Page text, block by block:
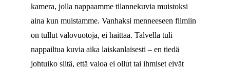
kamera, jolla nappaamme tilannekuvia muistoksi
aina kun muistamme. Vanhaksi menneeseen filmiin
on tullut valovuotoja, ei haittaa. Talvella tuli
nappailtua kuvia aika laiskanlaisesti – en tiedä
johtuiko siitä, että valoa ei ollut tai ihmiset eivät